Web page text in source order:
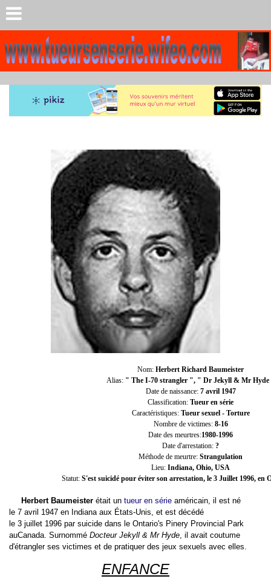
Nom: Herbert Richard Baumeister
Alias: " The I-70 strangler ", " Dr Jekyll & Mr
Date de naissance: 7 avril 1947
Classification: Tueur en série
Caractéristiques: Tueur sexuel - Torture
Nombre de victimes: 8-16
Date des meurtres:1980-1996
Date d'arrestation: ?
Méthode de meurtre: Strangulation
Lieu: Indiana, Ohio, USA
Statut: S'est suicidé pour éviter son arrestation, le 3 Juillet 1996, en
Herbert Baumeister était un tueur en série américain, il est né
le 7 avril 1947 en Indiana aux États-Unis, et est décédé
le 3 juillet 1996 par suicide dans le Ontario's Pinery Provincial Park
auCanada. Surnommé Docteur Jekyll & Mr Hyde, il avait coutume
d'étrangler ses victimes et de pratiquer des jeux sexuels avec elles.
ENFANCE